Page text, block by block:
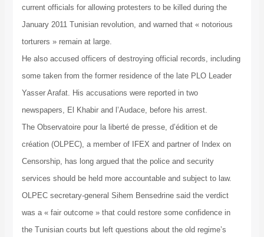
current officials for allowing protesters to be killed during the
January 2011 Tunisian revolution, and warned that « notorious
torturers » remain at large.
He also accused officers of destroying official records, including
some taken from the former residence of the late PLO Leader
Yasser Arafat. His accusations were reported in two
newspapers, El Khabir and l’Audace, before his arrest.
The Observatoire pour la liberté de presse, d’édition et de
création (OLPEC), a member of IFEX and partner of Index on
Censorship, has long argued that the police and security
services should be held more accountable and subject to law.
OLPEC secretary-general Sihem Bensedrine said the verdict
was a « fair outcome » that could restore some confidence in
the Tunisian courts but left questions about the old regime’s